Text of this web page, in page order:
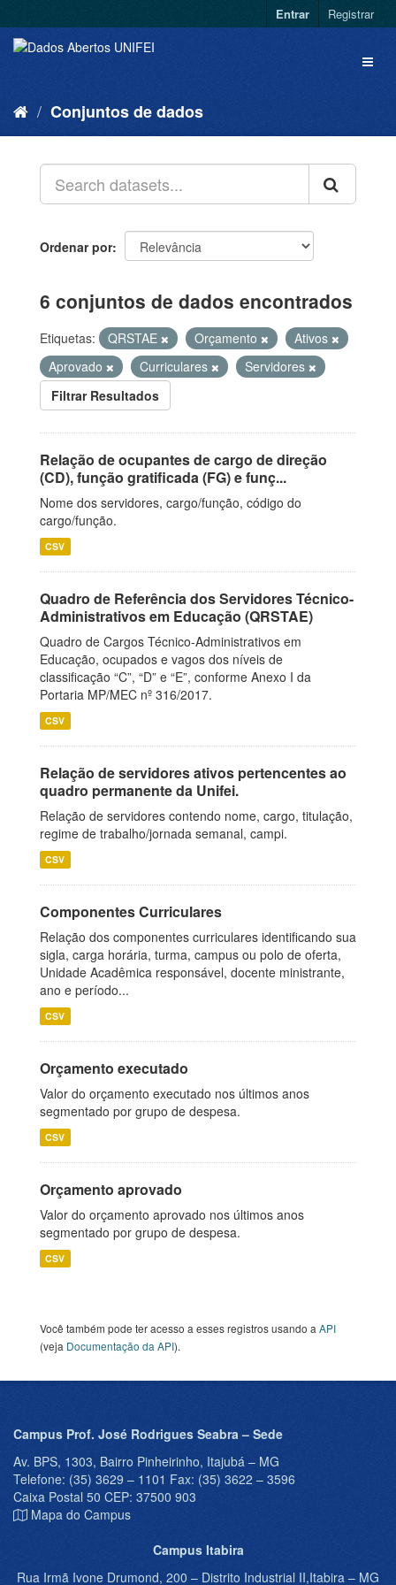
Entrar Registrar
Conjuntos de dados
Ordenar por
6 conjuntos de dados encontrados
Etiquetas: QRSTAE Orçamento
Ativos
Aprovado
Curriculares
Servidores
Filtrar Resultados
Relação de ocupantes de cargo de direção
(CD), função gratificada (FG) e funç...
Nome dos servidores, cargo/função, código do
cargo/função.
CSV
Quadro de Referência dos Servidores Técnico-
Administrativos em Educação (QRSTAE)
Quadro de Cargos Técnico-Administrativos em
Educação, ocupados e vagos dos níveis de
classificação “C”, “D” e “E”, conforme Anexo I da
Portaria MP/MEC nº 316/2017.
CSV
Relação de servidores ativos pertencentes ao
quadro permanente da Unifei.
Relação de servidores contendo nome, cargo, titulação,
regime de trabalho/jornada semanal, campi.
CSV
Componentes Curriculares
Relação dos componentes curriculares identificando sua
sigla, carga horária, turma, campus ou polo de oferta,
Unidade Acadêmica responsável, docente ministrante,
ano e período...
CSV
Orçamento executado
Valor do orçamento executado nos últimos anos
segmentado por grupo de despesa.
CSV
Orçamento aprovado
Valor do orçamento aprovado nos últimos anos
segmentado por grupo de despesa.
CSV
Você também pode ter acesso a esses registros usando a API
(veja Documentação da API).
Campus Prof. José Rodrigues Seabra – Sede
Av. BPS, 1303, Bairro Pinheirinho, Itajubá – MG
Telefone: (35) 3629 – 1101 Fax: (35) 3622 – 3596
Caixa Postal 50 CEP: 37500 903
Mapa do Campus
Campus Itabira
Rua Irmã Ivone Drumond, 200 – Distrito Industrial II,Itabira – MG